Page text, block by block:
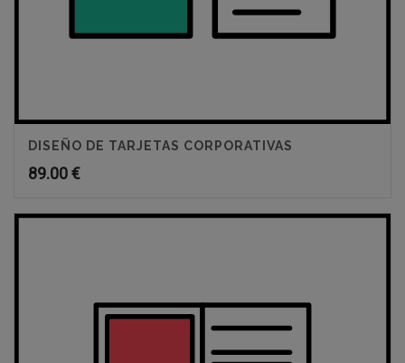
DISEÑO DE TARJETAS CORPORATIVAS
89.00€